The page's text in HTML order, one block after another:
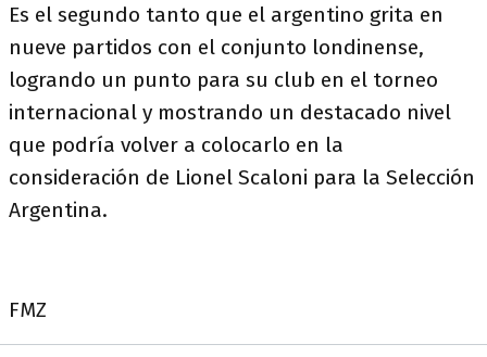
Es el segundo tanto que el argentino grita en
nueve partidos con el conjunto londinense,
logrando un punto para su club en el torneo
internacional y mostrando un destacado nivel
que podría volver a colocarlo en la
consideración de Lionel Scaloni para la Selección
Argentina.
FMZ